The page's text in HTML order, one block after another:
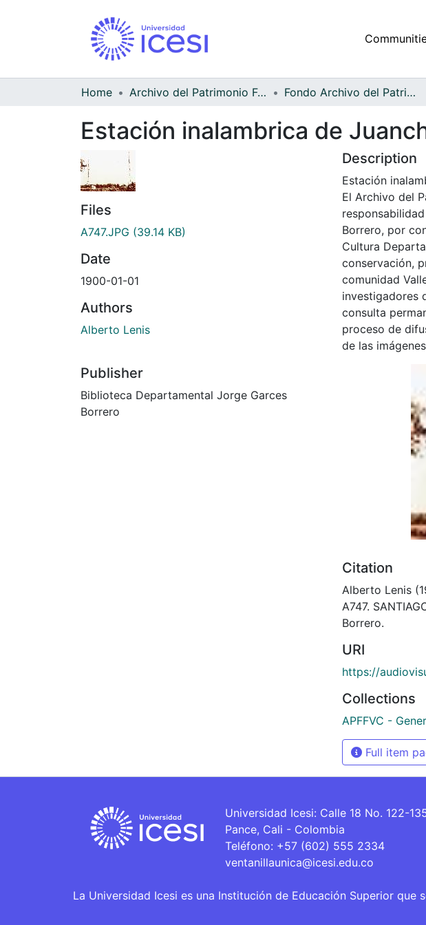
Home Archivo del Patrimonio Fotográfico y Fílmico del Valle del Cauca Fondo Archivo del Patrimonio Fotográfico y Fílmico del Valle del Cauca
Estación inalambrica de
Files
A747.JPG (39.14 KB)
Date
1900-01-01
Authors
Alberto Lenis
Publisher
Biblioteca Departamental Jorge Garces
Borrero
Description
Estación
El Archivo del
Borrero, por
Cultura
conservación,
comunidad
investigadores
consulta
proceso de
de las
Citation
Alberto Lenis
A747.
Borrero.
URI
https://
Collections
APFFVC -
Full item
Universidad Icesi: Calle 18 No. 122-
Pance, Cali - Colombia
Teléfono: +57 (602) 555 2334
ventanillaunica@icesi.edu.co
La Universidad Icesi es una Institución de Educación Superior